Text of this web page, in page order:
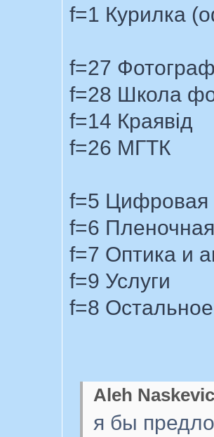
f=1 Курилка
f=27
f=28 Школа
f=14 Краявiд
f=26 МГТК
f=5 Цифровая
f=6
f=7 Оптика и
f=9 Услуги
f=8 Остальное
Aleh
я бы